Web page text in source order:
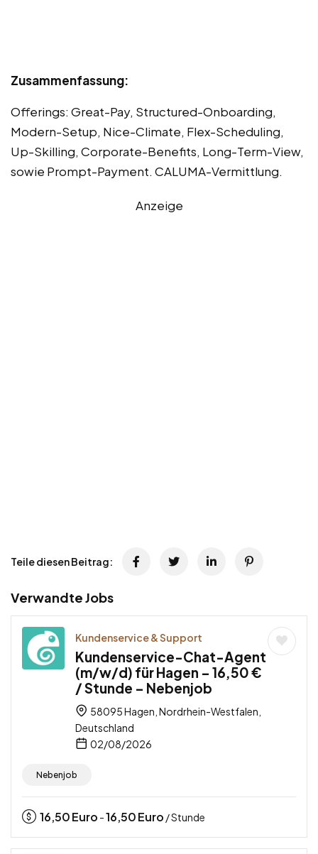
Zusammenfassung:
Offerings: Great-Pay, Structured-Onboarding,
Modern-Setup, Nice-Climate, Flex-Scheduling,
Up-Skilling, Corporate-Benefits, Long-Term-View,
sowie Prompt-Payment. CALUMA-Vermittlung.
Anzeige
Teile diesen Beitrag:
Verwandte Jobs
Kundenservice & Support
Kundenservice-Chat-Agent
(m/w/d) für Hagen – 16,50 €
/ Stunde – Nebenjob
58095 Hagen, Nordrhein-Westfalen,
Deutschland
02/08/2026
Nebenjob
16,50Euro -16,50Euro / Stunde